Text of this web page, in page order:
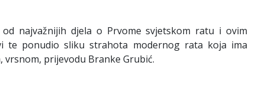
najvažnijih djela o Prvome svjetskom ratu i ovim
te ponudio sliku strahota modernog rata koja ima
vrsnom, prijevodu Branke Grubić.